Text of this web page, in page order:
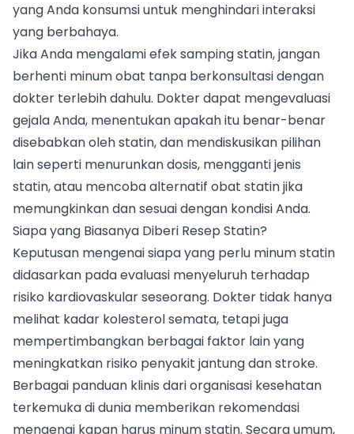
yang Anda konsumsi untuk menghindari interaksi
yang berbahaya.
Jika Anda mengalami efek samping statin, jangan
berhenti minum obat tanpa berkonsultasi dengan
dokter terlebih dahulu. Dokter dapat mengevaluasi
gejala Anda, menentukan apakah itu benar-benar
disebabkan oleh statin, dan mendiskusikan pilihan
lain seperti menurunkan dosis, mengganti jenis
statin, atau mencoba alternatif obat statin jika
memungkinkan dan sesuai dengan kondisi Anda.
Siapa yang Biasanya Diberi Resep Statin?
Keputusan mengenai siapa yang perlu minum statin
didasarkan pada evaluasi menyeluruh terhadap
risiko kardiovaskular seseorang. Dokter tidak hanya
melihat kadar kolesterol semata, tetapi juga
mempertimbangkan berbagai faktor lain yang
meningkatkan risiko penyakit jantung dan stroke.
Berbagai panduan klinis dari organisasi kesehatan
terkemuka di dunia memberikan rekomendasi
mengenai kapan harus minum statin. Secara umum,